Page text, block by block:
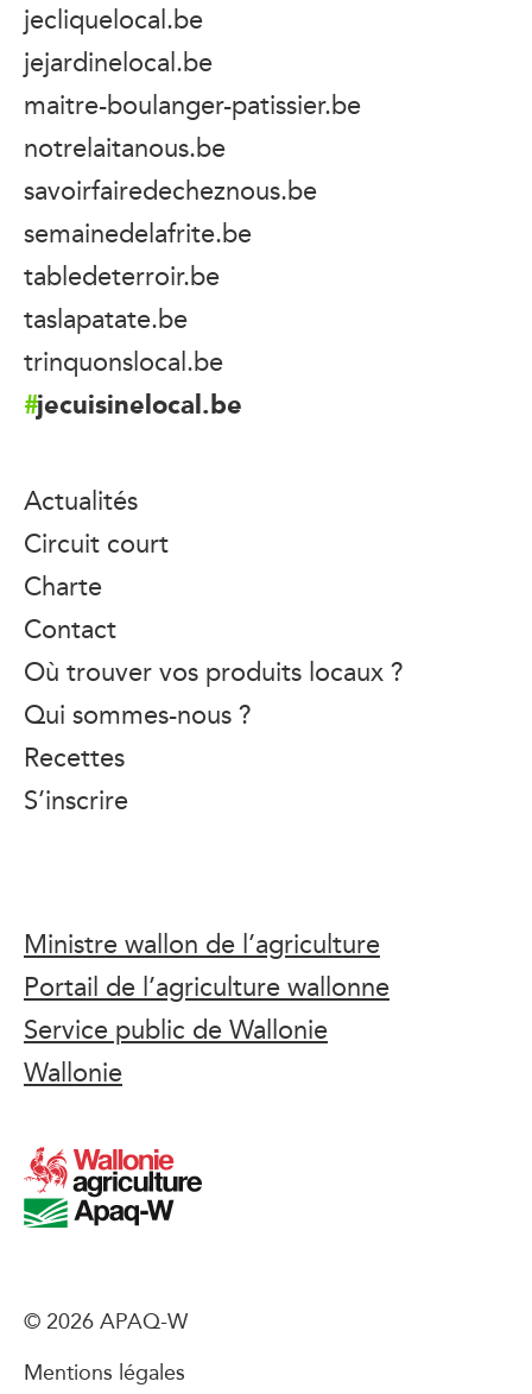
jecliquelocal.be
jejardinelocal.be
maitre-boulanger-patissier.be
notrelaitanous.be
savoirfairedecheznous.be
semainedelafrite.be
tabledeterroir.be
taslapatate.be
trinquonslocal.be
jecuisinelocal.be
Actualités
Circuit court
Charte
Contact
Où trouver vos produits locaux ?
Qui sommes-nous ?
Recettes
S’inscrire
Ministre wallon de l’agriculture
Portail de l’agriculture wallonne
Service public de Wallonie
Wallonie
© 2026 APAQ-W
Mentions légales